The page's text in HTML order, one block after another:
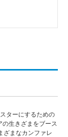
ターにするための
生きざまをブース
ざまなカンファレ